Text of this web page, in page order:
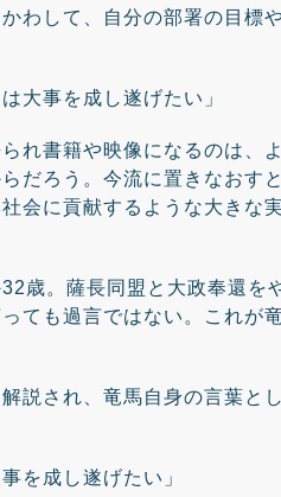
わして、自分の部署の目標
大事を成し遂げたい」
れ書籍や映像になるのは、
だろう。今流に置きなおす
会に貢献するような大きな
歳。薩長同盟と大政奉還を
ても過言ではない。これが
説され、竜馬自身の言葉と
を成し遂げたい」